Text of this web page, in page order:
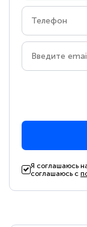
Я соглашаюсь
соглашаюсь с